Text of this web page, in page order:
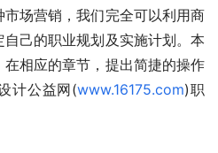
场营销，我们完全可以利用商
己的职业规划及实施计划。本
相应的章节，提出简捷的操作
计公益网(www.16175.com)职